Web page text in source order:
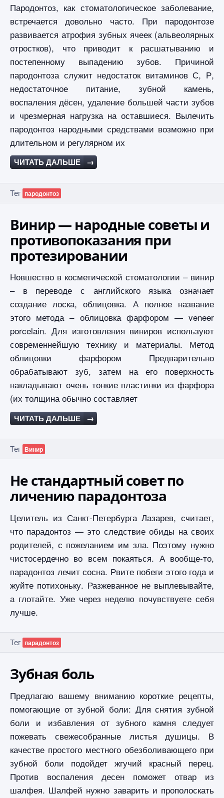
Пародонтоз, как стоматологическое заболевание,
встречается довольно часто. При пародонтозе
развивается атрофия зубных ячеек (альвеолярных
отростков), что приводит к расшатыванию и
постепенному выпадению зубов. Причиной
пародонтоза служит недостаток витаминов С, Р,
недостаточное питание, зубной камень,
воспаления дёсен, удаление большей части зубов
и чрезмерная нагрузка на оставшиеся. Вылечить
пародонтоз народными средствами возможно при
длительном и регулярном их
ЧИТАТЬ ДАЛЬШЕ →
Тег пародонтоз
Винир — народные советы и
противопоказания при
протезировании
Новшество в косметической стоматологии – винир
– в переводе с английского языка означает
создание лоска, облицовка. А полное название
этого метода – облицовка фарфором — veneer
porcelain. Для изготовления виниров используют
современнейшую технику и материалы. Метод
облицовки фарфором Предварительно
обрабатывают зуб, затем на его поверхность
накладывают очень тонкие пластинки из фарфора
(их толщина обычно составляет
ЧИТАТЬ ДАЛЬШЕ →
Тег Винир
Не стандартный совет по
личению парадонтоза
Целитель из Санкт-Петербурга Лазарев, считает,
что парадонтоз — это следствие обиды на своих
родителей, с пожеланием им зла. Поэтому нужно
чистосердечно во всем покаяться. А вообще-то,
парадонтоз лечит сосна. Рвите побеги этого года и
жуйте потихоньку. Разжеванное не выплевывайте,
а глотайте. Уже через неделю почувствуете себя
лучше.
Тег парадонтоз
Зубная боль
Предлагаю вашему вниманию короткие рецепты,
помогающие от зубной боли: Для снятия зубной
боли и избавления от зубного камня следует
пожевать свежесобранные листья душицы. В
качестве простого местного обезболивающего при
зубной боли подойдет жгучий красный перец.
Против воспаления десен поможет отвар из
шалфея. Шалфей нужно заварить и прополоскать